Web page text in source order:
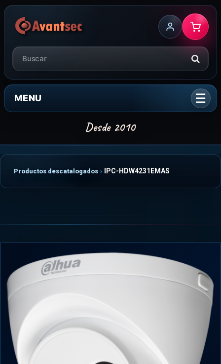
MENU
Productos descatalogados IPC-HDW4231EMAS